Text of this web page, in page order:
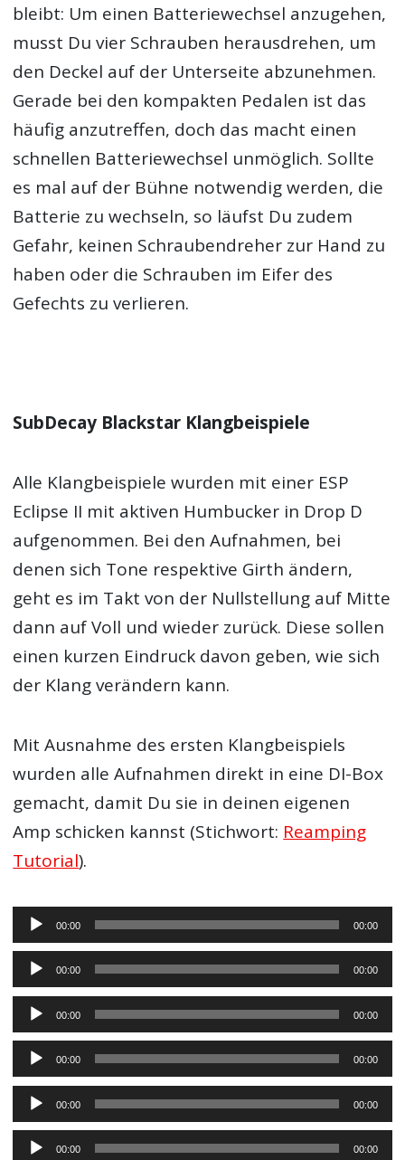
bleibt: Um einen Batteriewechsel anzugehen,
musst Du vier Schrauben herausdrehen, um
den Deckel auf der Unterseite abzunehmen.
Gerade bei den kompakten Pedalen ist das
häufig anzutreffen, doch das macht einen
schnellen Batteriewechsel unmöglich. Sollte
es mal auf der Bühne notwendig werden, die
Batterie zu wechseln, so läufst Du zudem
Gefahr, keinen Schraubendreher zur Hand zu
haben oder die Schrauben im Eifer des
Gefechts zu verlieren.
SubDecay Blackstar Klangbeispiele
Alle Klangbeispiele wurden mit einer ESP
Eclipse II mit aktiven Humbucker in Drop D
aufgenommen. Bei den Aufnahmen, bei
denen sich Tone respektive Girth ändern,
geht es im Takt von der Nullstellung auf Mitte
dann auf Voll und wieder zurück. Diese sollen
einen kurzen Eindruck davon geben, wie sich
der Klang verändern kann.
Mit Ausnahme des ersten Klangbeispiels
wurden alle Aufnahmen direkt in eine DI-Box
gemacht, damit Du sie in deinen eigenen
Amp schicken kannst (Stichwort: Reamping
Tutorial).
Audio-
Player
00:00 00:00
Audio-
Player
00:00 00:00
Audio-
Player
00:00 00:00
Audio-
Player
00:00 00:00
Audio-
Player
00:00 00:00
Audio-00:00 00:00